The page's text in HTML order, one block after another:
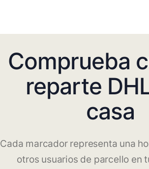
Comprueba
reparte
casa
Cada marcador representa una
otros usuarios de parcello en